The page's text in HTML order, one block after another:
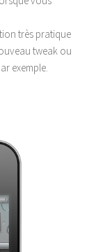
très pratique
tweak ou
exemple.